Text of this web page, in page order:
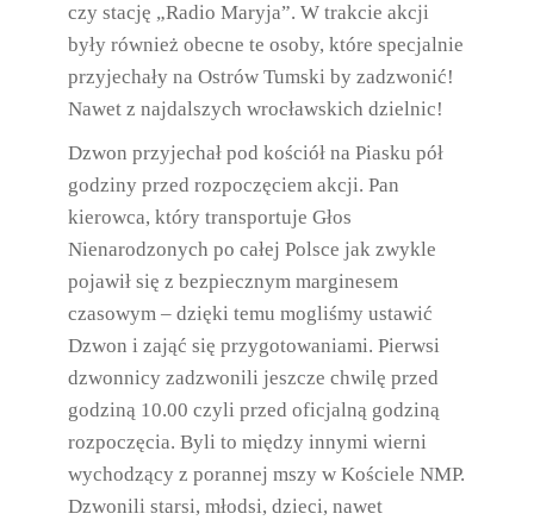
czy stację „Radio Maryja”. W trakcie akcji
były również obecne te osoby, które specjalnie
przyjechały na Ostrów Tumski by zadzwonić!
Nawet z najdalszych wrocławskich dzielnic!
Dzwon przyjechał pod kościół na Piasku pół
godziny przed rozpoczęciem akcji. Pan
kierowca, który transportuje Głos
Nienarodzonych po całej Polsce jak zwykle
pojawił się z bezpiecznym marginesem
czasowym – dzięki temu mogliśmy ustawić
Dzwon i zająć się przygotowaniami. Pierwsi
dzwonnicy zadzwonili jeszcze chwilę przed
godziną 10.00 czyli przed oficjalną godziną
rozpoczęcia. Byli to między innymi wierni
wychodzący z porannej mszy w Kościele NMP.
Dzwonili starsi, młodsi, dzieci, nawet